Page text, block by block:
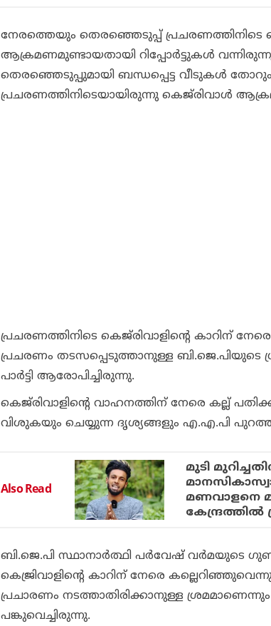
നേരത്തെയും തെരഞ്ഞെടുപ്പ് പ്രചരണത്തിനിടെ
ആക്രമണമുണ്ടായതായി റിപ്പോര്‍ട്ടുകള്‍
തെരഞ്ഞെടുപ്പുമായി ബന്ധപ്പെട്ട വീടുകള്‍
പ്രചരണത്തിനിടെയായിരുന്നു കെജ്‌രിവാള്‍
പ്രചരണത്തിനിടെ കെജ്‌രിവാളിന്റെ കാറിന്
പ്രചരണം തടസപ്പെടുത്താനുള്ള ബി.ജെ.പിയുടെ
പാര്‍ട്ടി ആരോപിച്ചിരുന്നു.
കെജ്‌രിവാളിന്റെ വാഹനത്തിന് നേരെ കല്ല്
വിശുകയും ചെയ്യുന്ന ദൃശ്യങ്ങളും എ.എ.പി
Also Read
മുടി
മണവാളനെ
കേന്ദ്രത്തില്‍
ബി.ജെ.പി സ്ഥാനാര്‍ത്ഥി പര്‍വേഷ് വര്‍മയുടെ
കെജ്രിവാളിന്റെ കാറിന് നേരെ
പ്രചാരണം നടത്താതിരിക്കാനുള്ള
പങ്കുവെച്ചിരുന്നു.